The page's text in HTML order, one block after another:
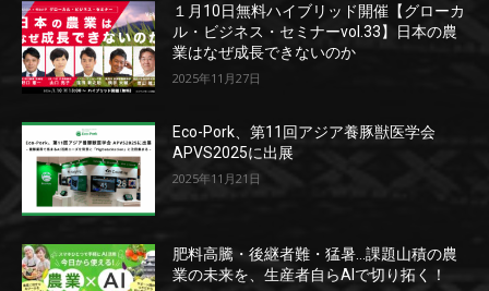
１月10日無料ハイブリッド開催【グローカ
ル・ビジネス・セミナーvol.33】日本の農
業はなぜ成長できないのか
2025年11月27日
Eco-Pork、第11回アジア養豚獣医学会
APVS2025に出展
2025年11月21日
肥料高騰・後継者難・猛暑…課題山積の農
業の未来を、生産者自らAIで切り拓く！